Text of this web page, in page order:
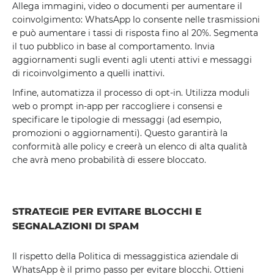
Allega immagini, video o documenti per aumentare il
coinvolgimento: WhatsApp lo consente nelle trasmissioni
e può aumentare i tassi di risposta fino al 20%. Segmenta
il tuo pubblico in base al comportamento. Invia
aggiornamenti sugli eventi agli utenti attivi e messaggi
di ricoinvolgimento a quelli inattivi.
Infine, automatizza il processo di opt-in. Utilizza moduli
web o prompt in-app per raccogliere i consensi e
specificare le tipologie di messaggi (ad esempio,
promozioni o aggiornamenti). Questo garantirà la
conformità alle policy e creerà un elenco di alta qualità
che avrà meno probabilità di essere bloccato.
STRATEGIE PER EVITARE BLOCCHI E
SEGNALAZIONI DI SPAM
Il rispetto della Politica di messaggistica aziendale di
WhatsApp è il primo passo per evitare blocchi. Ottieni